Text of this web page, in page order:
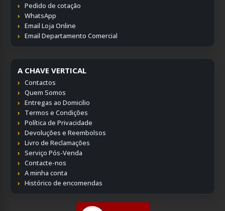
Pedido de cotação
WhatsApp
Email Loja Online
Email Departamento Comercial
A CHAVE VERTICAL
Contactos
Quem Somos
Entregas ao Domicilio
Termos e Condições
Política de Privacidade
Devoluções e Reembolsos
Livro de Reclamações
Serviço Pós-Venda
Contacte-nos
A minha conta
Histórico de encomendas